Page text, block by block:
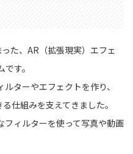
た、AR（拡張現実）エフェ
す。
ターやエフェクトを作り、
仕組みを支えてきました。
フィルターを使って写真や動画